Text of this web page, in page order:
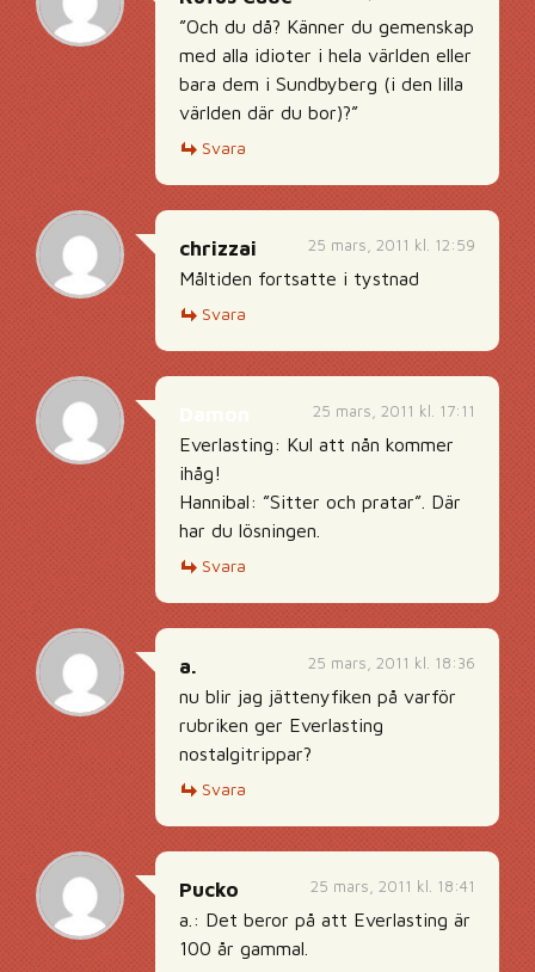
”Och du då? Känner du gemenskap
med alla idioter i hela världen eller
bara dem i Sundbyberg (i den lilla
världen där du bor)?”
Svara
25 mars, 2011 kl. 12:59
chrizzai
Måltiden fortsatte i tystnad
Svara
25 mars, 2011 kl. 17:11
Everlasting: Kul att nån kommer
ihåg!
Hannibal: ”Sitter och pratar”. Där
har du lösningen.
Svara
25 mars, 2011 kl. 18:36
a.
nu blir jag jättenyfiken på varför
rubriken ger Everlasting
nostalgitrippar?
Svara
25 mars, 2011 kl. 18:41
Pucko
a.: Det beror på att Everlasting är
100 år gammal.